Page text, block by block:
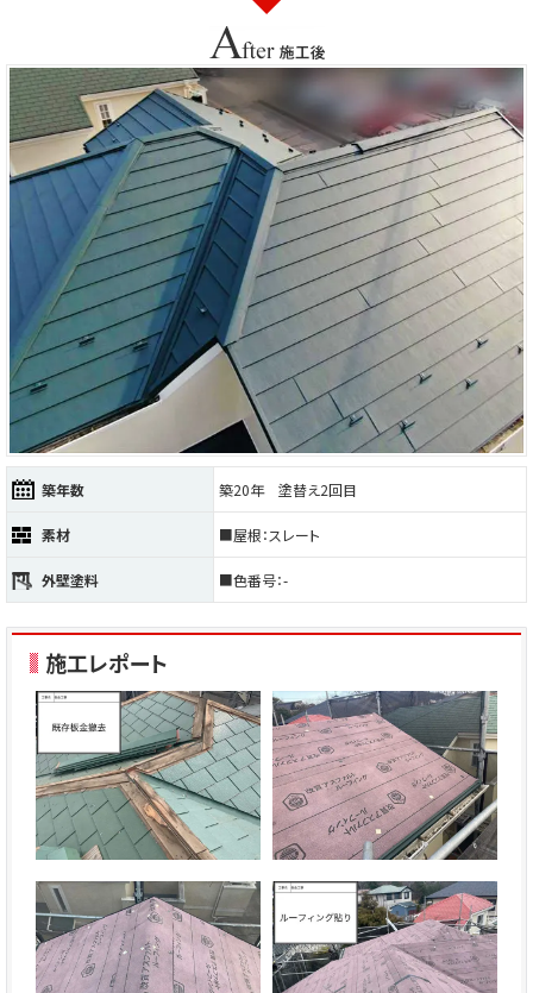
築年数 築20年 塗替え2回目
素材 ■屋根：スレート
外壁塗料 ■色番号：-
施工レポート